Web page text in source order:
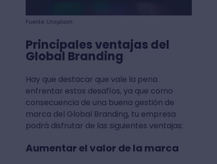
Fuente: Unsplash
Principales ventajas del
Global Branding
Hay que destacar que vale la pena
enfrentar estos desafíos, ya que como
consecuencia de una buena gestión de
marca del Global Branding, tu empresa
podrá disfrutar de las siguientes ventajas:
Aumentar el valor de la marca